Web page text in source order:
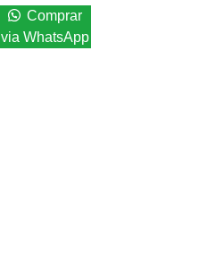
Comprar
via WhatsApp